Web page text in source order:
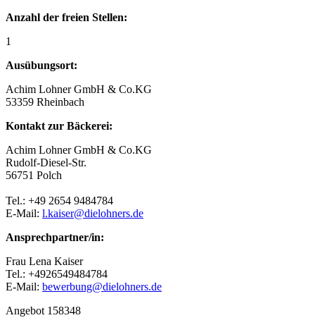
Anzahl der freien Stellen:
1
Ausübungsort:
Achim Lohner GmbH & Co.KG
53359 Rheinbach
Kontakt zur Bäckerei:
Achim Lohner GmbH & Co.KG
Rudolf-Diesel-Str.
56751 Polch
Tel.: +49 2654 9484784
E-Mail: l.kaiser@dielohners.de
Ansprechpartner/in:
Frau Lena Kaiser
Tel.: +4926549484784
E-Mail: bewerbung@dielohners.de
Angebot 158348